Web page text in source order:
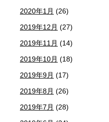
2020年1月 (26)
2019年12月 (27)
2019年11月 (14)
2019年10月 (18)
2019年9月 (17)
2019年8月 (26)
2019年7月 (28)